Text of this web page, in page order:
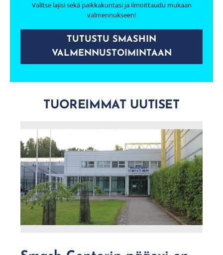
Valitse lajisi sekä paikkakuntasi ja ilmoittaudu mukaan
valmennukseen!
TUTUSTU SMASHIN
VALMENNUSTOIMINTAAN
TUOREIMMAT UUTISET